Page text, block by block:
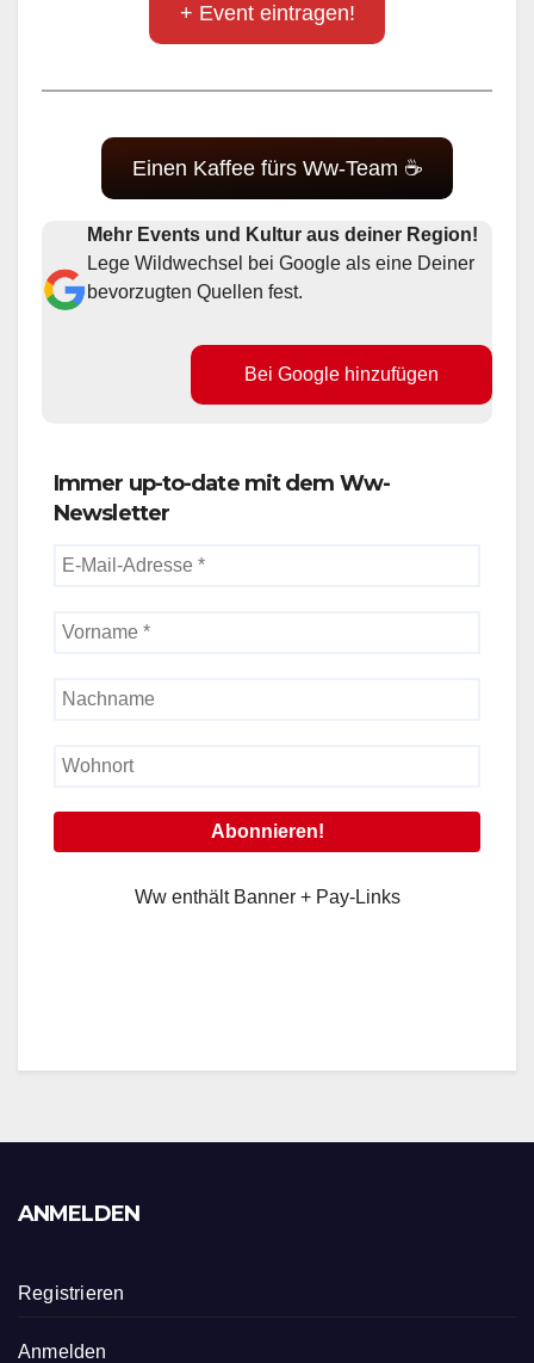
+ Event eintragen!
Einen Kaffee fürs Ww-Team ☕
Mehr Events und Kultur aus deiner Region!
Lege Wildwechsel bei Google als eine Deiner
bevorzugten Quellen fest.
Bei Google hinzufügen
Immer up-to-date mit dem Ww-
Newsletter
Ww enthält Banner + Pay-Links
ANMELDEN
Registrieren
Anmelden